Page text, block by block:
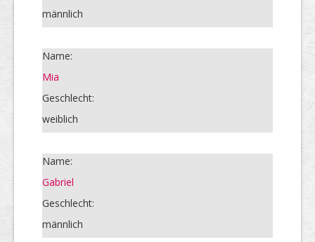
männlich
Name:
Mia
Geschlecht:
weiblich
Name:
Gabriel
Geschlecht:
männlich